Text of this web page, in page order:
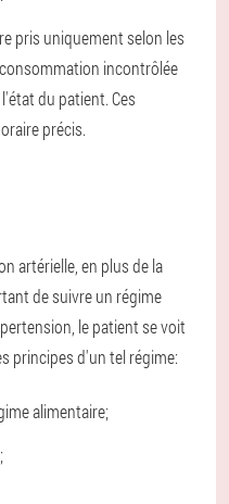
pris uniquement selon les
incontrôlée
du patient. Ces
précis.
artérielle, en plus de la
de suivre un régime
le patient se voit
principes d'un tel régime:
alimentaire;